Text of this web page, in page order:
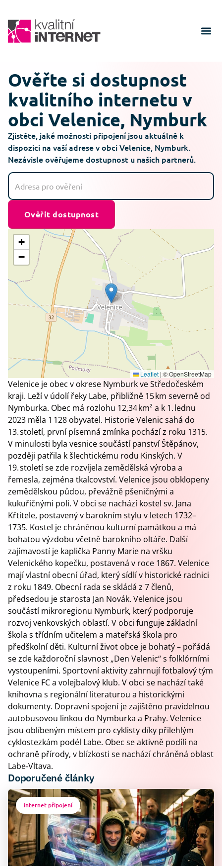
Ověřte si dostupnost
kvalitního internetu v
obci Velenice, Nymburk
Zjistěte, jaké možnosti připojení jsou aktuálně k
dispozici na vaší adrese v obci Velenice, Nymburk.
Nezávisle ověřujeme dostupnost u našich partnerů.
Ověřit dostupnost
+
−
Leaflet |© OpenStreetMap
Velenice je obec v okrese Nymburk ve Středočeském
kraji. Leží v údolí řeky Labe, přibližně 15 km severně od
Nymburka. Obec má rozlohu 12,34 km² a k 1. lednu
2023 měla 1 128 obyvatel. Historie Velenic sahá do
13. století, první písemná zmínka pochází z roku 1315.
V minulosti byla vesnice součástí panství Štěpánov,
později patřila k šlechtickému rodu Kinských. V
19. století se zde rozvíjela zemědělská výroba a
řemesla, zejména tkalcovství. Velenice jsou obklopeny
zemědělskou půdou, převážně pšeničnými a
kukuřičnými poli. V obci se nachází kostel sv. Jana
Křtitele, postavený v barokním stylu v letech 1732–
1735. Kostel je chráněnou kulturní památkou a má
bohatou výzdobu včetně barokního oltáře. Další
zajímavostí je kaplička Panny Marie na vršku
Velenického kopečku, postavená v roce 1867. Velenice
mají vlastní obecní úřad, který sídlí v historické radnici
z roku 1849. Obecní rada se skládá z 7 členů,
předsedou je starosta Jan Novák. Velenice jsou
součástí mikroregionu Nymburk, který podporuje
rozvoj venkovských oblastí. V obci funguje základní
škola s třídním učitelem a mateřská škola pro
předškolní děti. Kulturní život obce je bohatý – pořádá
se zde každoroční slavnost „Den Velenic“ s folklórními
vystoupeními. Sportovní aktivity zahrnují fotbalový tým
Velenice FC a volejbalový klub. V obci se nachází také
knihovna s regionální literaturou a historickými
dokumenty. Dopravní spojení je zajištěno pravidelnou
autobusovou linkou do Nymburka a Prahy. Velenice
jsou oblíbeným místem pro cyklisty díky přilehlým
cyklostezkám podél Labe. Obec se aktivně podílí na
ochraně přírody, v blízkosti se nachází chráněná oblast
Labe‑Vltava.
Doporučené články
internet připojení